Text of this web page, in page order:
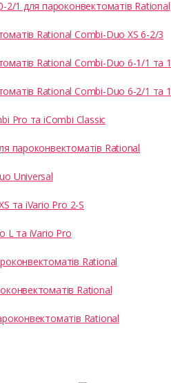
2/1 для пароконвектоматів Rational
Rational Combi-Duo XS 6-2/3
Rational Combi-Duo 6-1/1 та
Rational Combi-Duo 6-2/1 та
Pro та iCombi Classic
пароконвектоматів Rational
Universal
та iVario Pro 2-S
L та iVario Pro
Rational
Rational
Rational